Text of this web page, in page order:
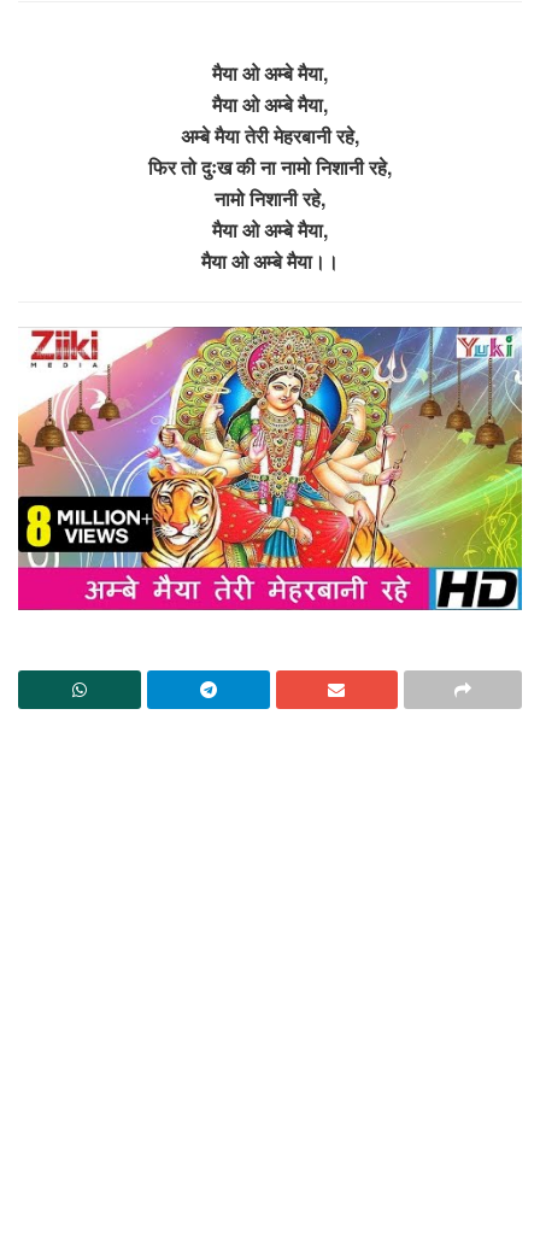
मैया ओ अम्बे मैया,
मैया ओ अम्बे मैया,
अम्बे मैया तेरी मेहरबानी रहे,
फिर तो दुःख की ना नामो निशानी रहे,
नामो निशानी रहे,
मैया ओ अम्बे मैया,
मैया ओ अम्बे मैया।।